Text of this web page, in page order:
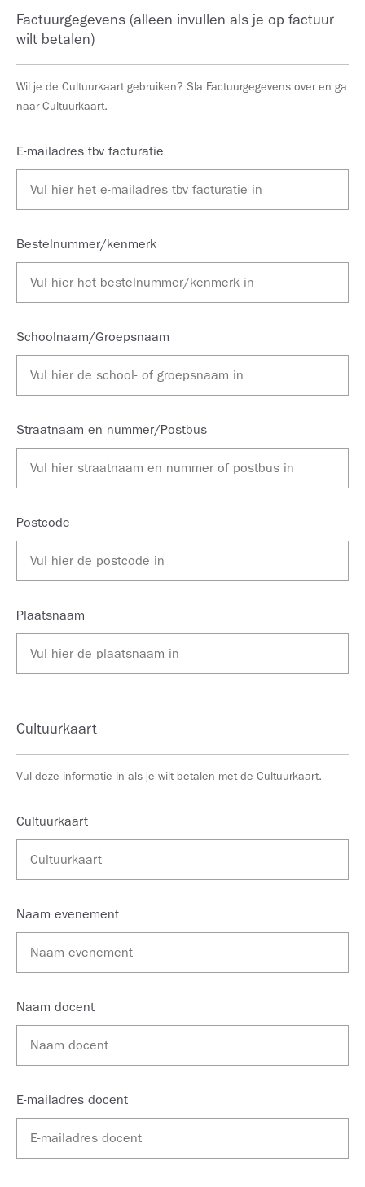
Factuurgegevens (alleen invullen als je op factuur
wilt betalen)
Wil je de Cultuurkaart gebruiken? Sla Factuurgegevens over en ga
naar Cultuurkaart.
E-mailadres tbv facturatie
Bestelnummer/kenmerk
Schoolnaam/Groepsnaam
Straatnaam en nummer/Postbus
Postcode
Plaatsnaam
Cultuurkaart
Vul deze informatie in als je wilt betalen met de Cultuurkaart.
Cultuurkaart
Naam evenement
Naam docent
E-mailadres docent